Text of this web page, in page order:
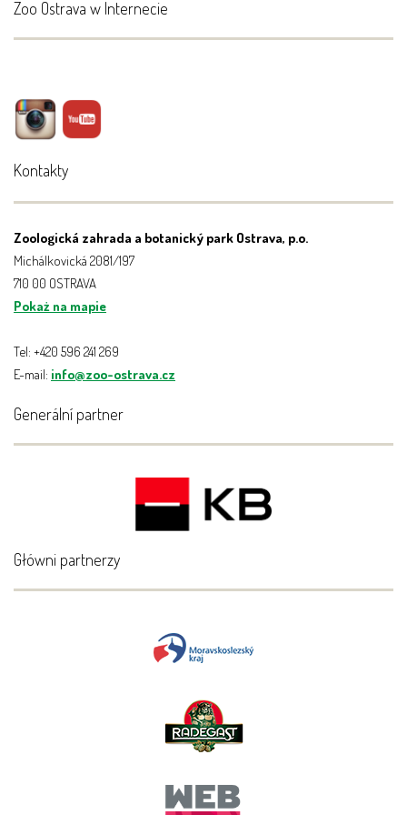
Zoo Ostrava w Internecie
Kontakty
Zoologická zahrada a botanický park Ostrava, p.o.
Michálkovická 2081/197
710 00 OSTRAVA
Pokaż na mapie
Tel: +420 596 241 269
E-mail: info@zoo-ostrava.cz
Generální partner
Główni partnerzy